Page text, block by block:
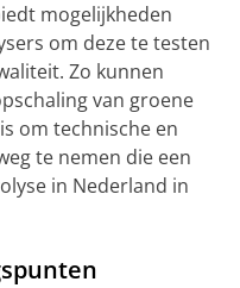
mogelijkheden
om deze te testen
Zo kunnen
van groene
om technische en
te nemen die een
in Nederland in